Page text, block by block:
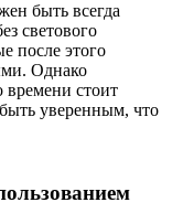
быть всегда
светового
после этого
Однако
времени стоит
уверенным, что